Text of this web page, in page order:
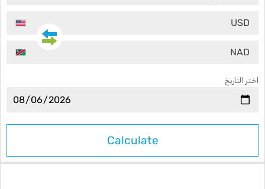
USD
NAD
اختر التاريخ